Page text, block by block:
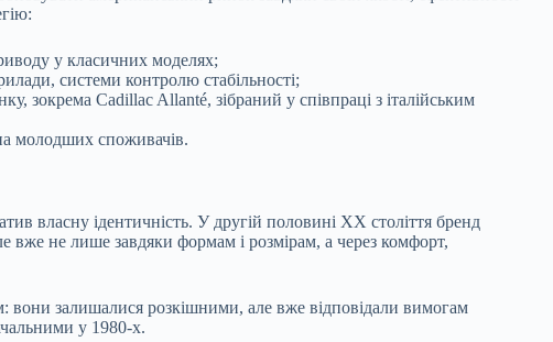
у класичних моделях;
системи контролю стабільності;
зокрема Cadillac Allanté, зібраний у співпраці з італійським
молодших споживачів.
власну ідентичність. У другій половині XX століття бренд
вже не лише завдяки формам і розмірам, а через комфорт,
вони залишалися розкішними, але вже відповідали вимогам
у 1980-х.